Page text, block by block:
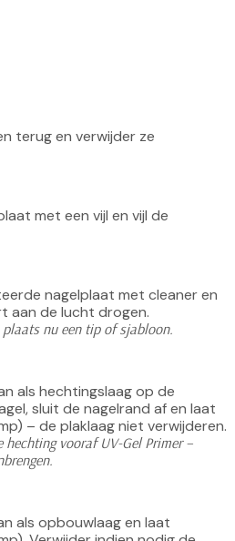
terug en verwijder ze
met een vijl en vijl de
nagelplaat met cleaner en
aan de lucht drogen.
nu een tip of sjabloon.
als hechtingslaag op de
sluit de nagelrand af en laat
– de plaklaag niet verwijderen.
hechting vooraf UV-Gel Primer –
als opbouwlaag en laat